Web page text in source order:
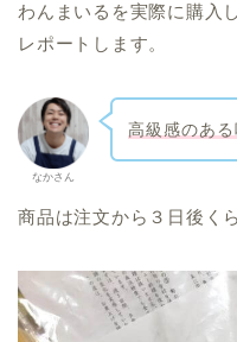
わんまいるを実際に購入
レポートします。
なかさん
高級感のある
商品は注文から３日後く